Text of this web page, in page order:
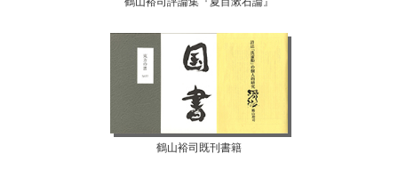
鶴山裕司既刊書籍